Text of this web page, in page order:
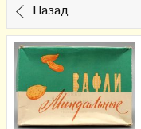
Назад